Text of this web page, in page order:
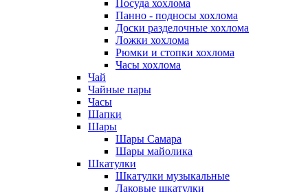
Посуда хохлома
Панно - подносы хохлома
Доски разделочные хохлома
Ложки хохлома
Рюмки и стопки хохлома
Часы хохлома
Чай
Чайные пары
Часы
Шапки
Шары
Шары Самара
Шары майолика
Шкатулки
Шкатулки музыкальные
Лаковые шкатулки